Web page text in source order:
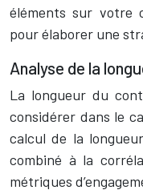
éléments sur votre
pour élaborer une
Analyse de la
La longueur du
considérer dans le
calcul de la
combiné à la
métriques